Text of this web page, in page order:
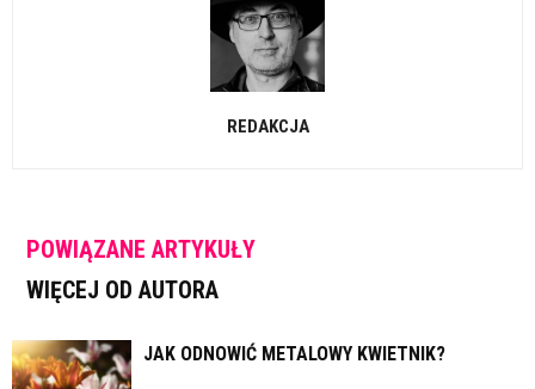
REDAKCJA
POWIĄZANE ARTYKUŁY
WIĘCEJ OD AUTORA
JAK ODNOWIĆ METALOWY KWIETNIK?